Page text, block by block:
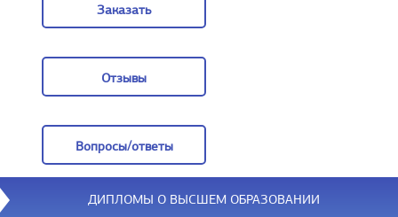
Заказать
Отзывы
Вопросы/ответы
Вопросы/ответы
ДИПЛОМЫ О ВЫСШЕМ ОБРАЗОВАНИИ